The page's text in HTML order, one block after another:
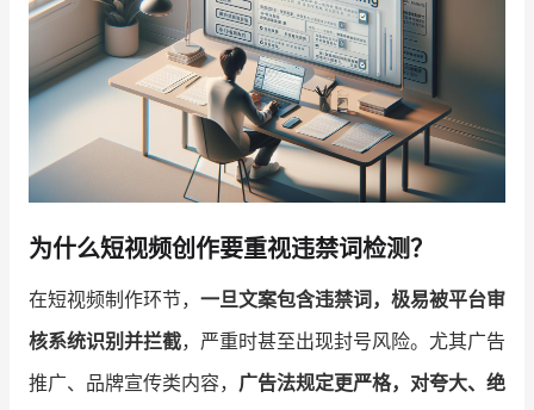
增长俱乐部 有赞商盟
商家社区 社群交流
合作共进
认证代理商
认证服务商 设计服务商
有赞云 数据通服务
为什么短视频创作要重视违禁词检测？
在短视频制作环节， 一旦文案包含违禁词，极易被平台审
核系统识别并拦截，严重时甚至出现封号风险。尤其广告
推广、品牌宣传类内容， 广告法规定更严格，对夸大、绝